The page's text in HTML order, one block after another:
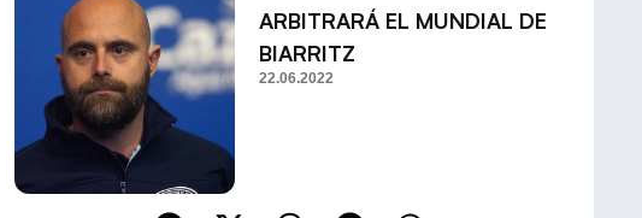
ARBITRARÁ EL MUNDIAL DE
BIARRITZ
22.06.2022